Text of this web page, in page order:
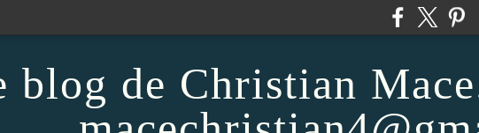
blog de Christian